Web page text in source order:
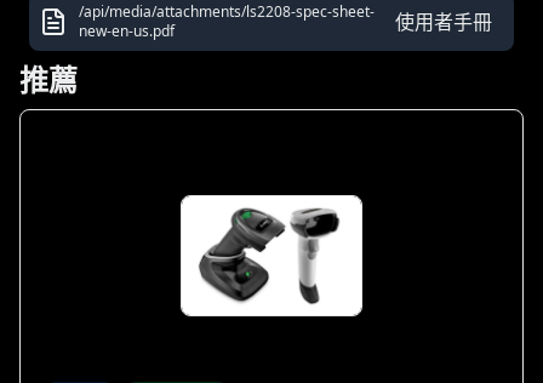
/api/media/attachments/ls2208-spec-sheet-
new-en-us.pdf
使用者手冊
推薦